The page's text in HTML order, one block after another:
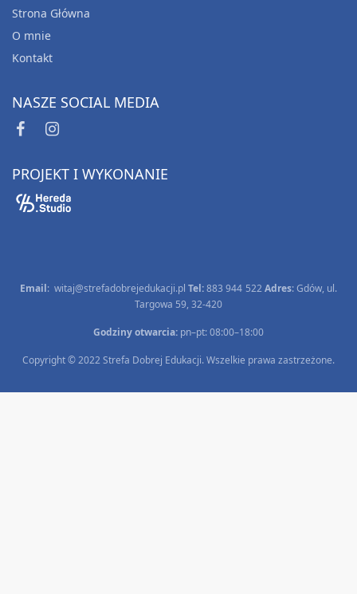
Strona Główna
O mnie
Kontakt
NASZE SOCIAL MEDIA
PROJEKT I WYKONANIE
Email:witaj@strefadobrejedukacji.pl Tel: 883 944 522 Adres: Gdów, ul.
Targowa 59, 32-420
Godziny otwarcia:pn–pt: 08:00–18:00
Copyright © 2022 Strefa Dobrej Edukacji. Wszelkie prawa zastrzeżone.